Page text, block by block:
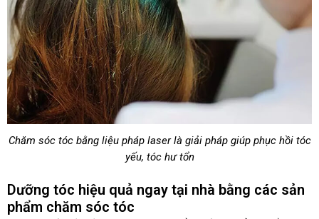
Chăm sóc tóc bằng liệu pháp laser là giải pháp giúp phục hồi tóc
yếu, tóc hư tổn
Dưỡng tóc hiệu quả ngay tại nhà bằng các sản
phẩm chăm sóc tóc